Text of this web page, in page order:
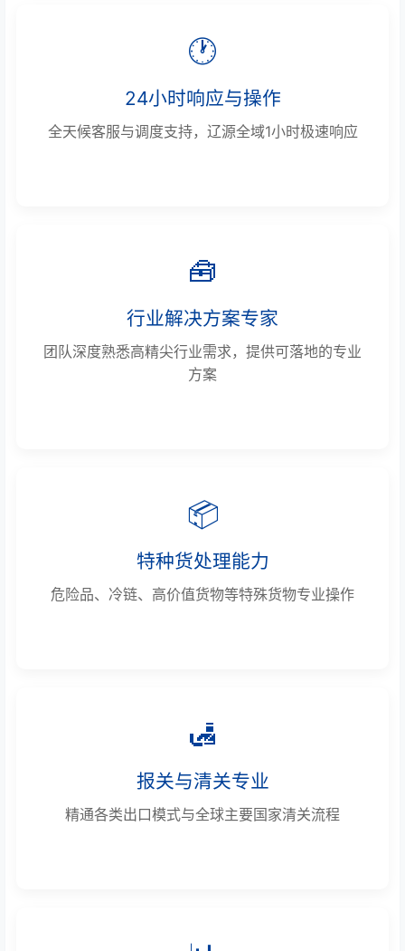
🕐
24小时响应与操作
全天候客服与调度支持，辽源全域1小时极速响应
🧰
行业解决方案专家
团队深度熟悉高精尖行业需求，提供可落地的专业
方案
📦
特种货处理能力
危险品、冷链、高价值货物等特殊货物专业操作
🛃
报关与清关专业
精通各类出口模式与全球主要国家清关流程